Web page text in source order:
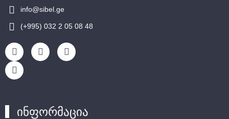
info@sibel.ge
(+995) 032 2 05 08 48
ინფორმაცია